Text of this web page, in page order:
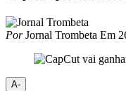
PorJornal Trombeta Em
A-